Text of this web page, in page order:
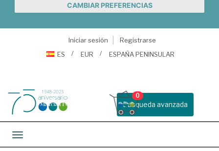
CAMBIAR PREFERENCIAS
Iniciar sesión
Registrarse
ES
EUR ESPAÑA PENINSULAR
Busqueda avanzada
0
Toggle navigation